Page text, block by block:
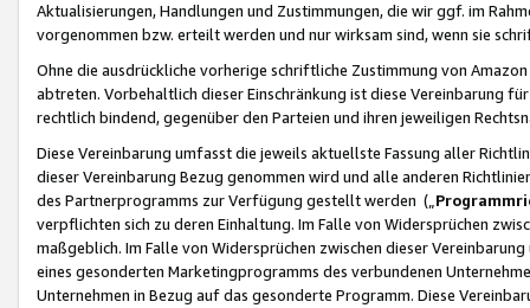
Aktualisierungen, Handlungen und Zustimmungen, die wir ggf. im
vorgenommen bzw. erteilt werden und nur wirksam sind, wenn sie
Ohne die ausdrückliche vorherige schriftliche Zustimmung von
abtreten. Vorbehaltlich dieser Einschränkung ist diese Vereinbarung
rechtlich bindend, gegenüber den Parteien und ihren jeweiligen
Diese Vereinbarung umfasst die jeweils aktuellste Fassung aller
dieser Vereinbarung Bezug genommen wird und alle anderen
des Partnerprogramms zur Verfügung gestellt werden („
verpflichten sich zu deren Einhaltung. Im Falle von Widersprüchen
maßgeblich. Im Falle von Widersprüchen zwischen dieser
eines gesonderten Marketingprogramms des verbundenen
Unternehmen in Bezug auf das gesonderte Programm. Diese